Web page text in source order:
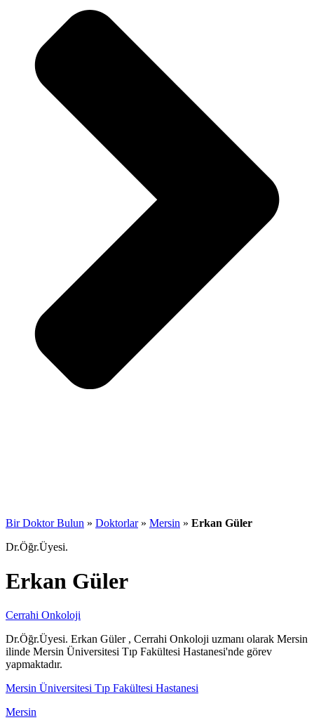
Bir Doktor Bulun » Doktorlar» Mersin » Erkan Güler
Dr.Öğr.Üyesi.
Erkan Güler
Cerrahi Onkoloji
Dr.Öğr.Üyesi. Erkan Güler , Cerrahi Onkoloji uzmanı olarak Mersin
ilinde Mersin Üniversitesi Tıp Fakültesi Hastanesi'nde görev
yapmaktadır.
Mersin Üniversitesi Tıp Fakültesi Hastanesi
Mersin